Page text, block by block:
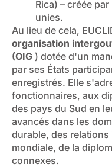
Rica) – créée
unies.
Au lieu de cela,
organisation
(OIG ) dotée d'un
par ses États
enregistrés. Elle
fonctionnaires, aux
des pays du Sud en
avancés dans les
durable, des
mondiale, de la
connexes.